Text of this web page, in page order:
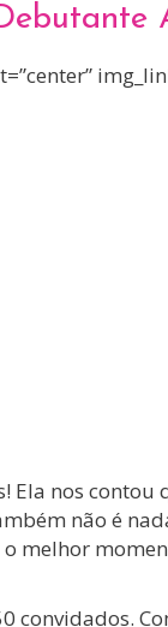
nos contou
não é
melhor
convidados.